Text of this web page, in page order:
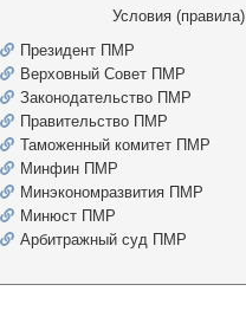
Условия
Президент ПМР
Верховный Совет ПМР
Законодательство ПМР
Правительство ПМР
Таможенный комитет ПМР
Минфин ПМР
Минэкономразвития ПМР
Минюст ПМР
Арбитражный суд ПМР